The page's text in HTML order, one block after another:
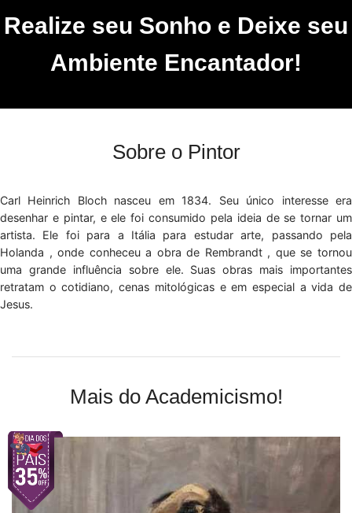
Realize seu Sonho e Deixe seu
Ambiente Encantador!
Sobre o Pintor
Carl Heinrich Bloch nasceu em 1834. Seu único interesse era
desenhar e pintar, e ele foi consumido pela ideia de se tornar um
artista. Ele foi para a Itália para estudar arte, passando pela
Holanda , onde conheceu a obra de Rembrandt , que se tornou
uma grande influência sobre ele. Suas obras mais importantes
retratam o cotidiano, cenas mitológicas e em especial a vida de
Jesus.
Mais do Academicismo!